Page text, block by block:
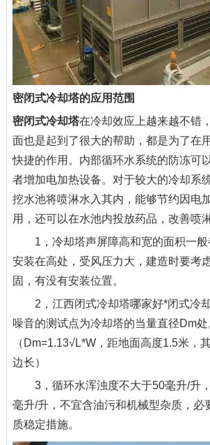
密闭式冷却塔的应用范围
密闭式冷却塔在冷却效应上越来越不错
面也是起到了很大的帮助，都是为了在
快捷的作用。内部循环水系统的防冻可
者增加电加热设备。对于较大的冷却系
挖水池将喷淋水入其内，能够节约因电
用，还可以在水池内投放药品，改善喷
1，冷却塔声屏障高和宽的面积一般
安装在高处，受风压力大，建造时要考
固，有没有安装位置。
2，江西闭式冷却塔哪家好*闭式冷却
噪音的测试点为冷却塔的当量直径Dm处
（Dm=1.13√L*W，距地面高度1.5米，
边长）
3，循环水浑浊度不大于50毫升/升
毫升/升，不宜含油污和机械型杂质，必
质稳定措施。